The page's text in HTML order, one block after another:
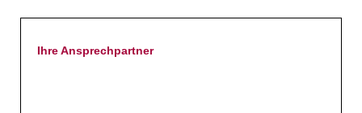
Ihre Ansprechpartner